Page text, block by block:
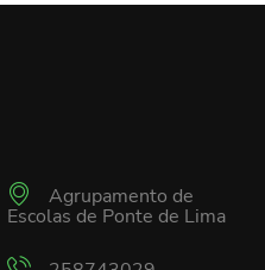
Agrupamento de
Escolas de Ponte de Lima